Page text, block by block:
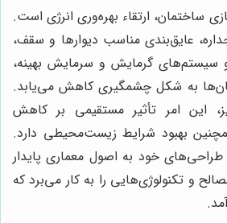
ساختمان، ارتقاء بهره‌وری انرژی است.
عایق‌بندی مناسب دیوارها و سقف،
و سیستم‌های گرمایش و سرمایش بهینه،
به شکل چشمگیری کاهش می‌یابد.
این امر تأثیر مستقیمی بر کاهش
بهبود شرایط زیست‌محیطی دارد.
طراحی‌های خود به اصول معماری پایدار
و تکنولوژی‌هایی را به کار می‌برد که